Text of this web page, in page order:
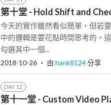
第十堂 - Hold Shift and
今天的實作雖然看似簡單，但若
中的邏輯是要花點時間思考的。
勾選其中一個...
2018-10-26 ‧ 由 hank8124分享
DAY 12
第十一堂 - Custom Video